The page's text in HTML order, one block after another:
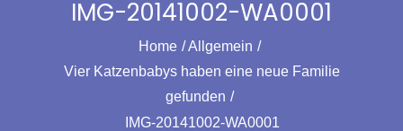
IMG-20141002-WA0001
Home
Allgemein
Vier Katzenbabys haben eine neue Familie
gefunden
IMG-20141002-WA0001